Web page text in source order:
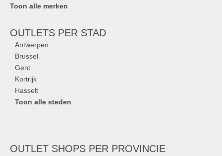
Toon alle merken
OUTLETS PER STAD
Antwerpen
Brussel
Gent
Kortrijk
Hasselt
Toon alle steden
OUTLET SHOPS PER PROVINCIE